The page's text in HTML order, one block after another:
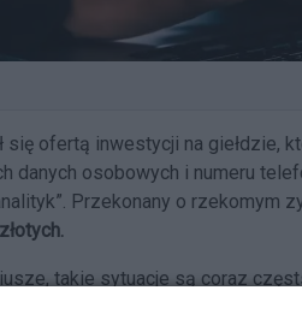
ofertą inwestycji na giełdzie,
danych osobowych i numeru
Przekonany o rzekomym
takie sytuacje są coraz
szybki, pewny zysk,